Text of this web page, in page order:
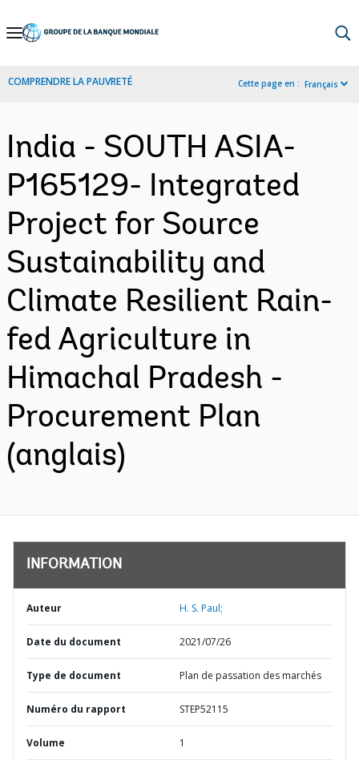
Skip
Navigation
COMPRENDRE LA PAUVRETÉ Cette page en : Français
India - SOUTH ASIA-
P165129- Integrated
Project for Source
Sustainability and
Climate Resilient Rain-
fed Agriculture in
Himachal Pradesh -
Procurement Plan
(anglais)
INFORMATION
Auteur H. S. Paul;
Date du document 2021/07/26
Type de document Plan de passation des marchés
Numéro du rapport STEP52115
Volume 1